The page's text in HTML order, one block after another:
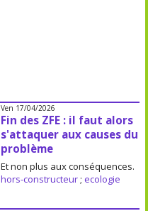
Ven 17/04/2026
Fin des ZFE : il faut alors
s'attaquer aux causes du
problème
Et non plus aux conséquences.
hors-constructeur; ecologie